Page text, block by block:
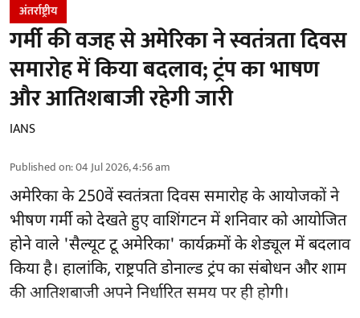
अंतर्राष्ट्रीय
गर्मी की वजह से अमेरिका ने स्वतंत्रता दिवस
समारोह में किया बदलाव; ट्रंप का भाषण
और आतिशबाजी रहेगी जारी
IANS
Published on:04 Jul 2026, 4:56 am
अमेरिका के 250वें स्वतंत्रता दिवस समारोह के आयोजकों ने
भीषण गर्मी को देखते हुए वाशिंगटन में शनिवार को आयोजित
होने वाले 'सैल्यूट टू अमेरिका' कार्यक्रमों के शेड्यूल में बदलाव
किया है। हालांकि, राष्ट्रपति डोनाल्ड ट्रंप का संबोधन और शाम
की आतिशबाजी अपने निर्धारित समय पर ही होगी।